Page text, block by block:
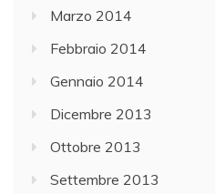
Marzo 2014
Febbraio 2014
Gennaio 2014
Dicembre 2013
Ottobre 2013
Settembre 2013